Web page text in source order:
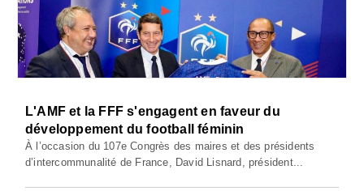
L'AMF et la FFF s'engagent en faveur du
développement du football féminin
À l’occasion du 107e Congrès des maires et des présidents
d’intercommunalité de France, David Lisnard, président...